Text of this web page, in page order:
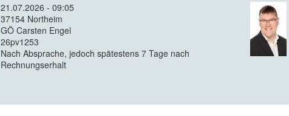
21.07.2026 - 09:05
37154 Northeim
GÖ Carsten Engel
26pv1253
Nach Absprache, jedoch spätestens 7 Tage nach
Rechnungserhalt